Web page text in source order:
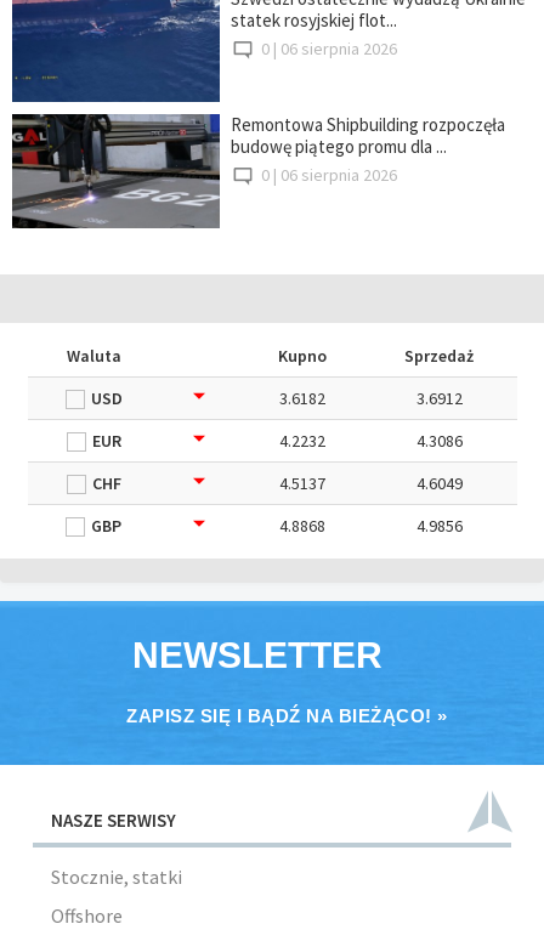
statek rosyjskiej flot...
0 | 06 sierpnia 2026
Remontowa Shipbuilding rozpoczęła
budowę piątego promu dla ...
0 | 06 sierpnia 2026
Waluta Kupno
Sprzedaż
USD
3.6182
3.6912
EUR
4.2232
4.3086
CHF
4.5137
4.6049
GBP
4.8868 4.9856
NEWSLETTER
ZAPISZ SIĘ I BĄDŹ NA BIEŻĄCO! »
NASZE SERWISY
Stocznie, statki
Offshore